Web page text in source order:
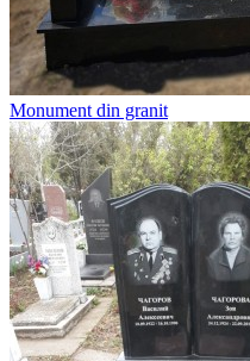
Monument din granit